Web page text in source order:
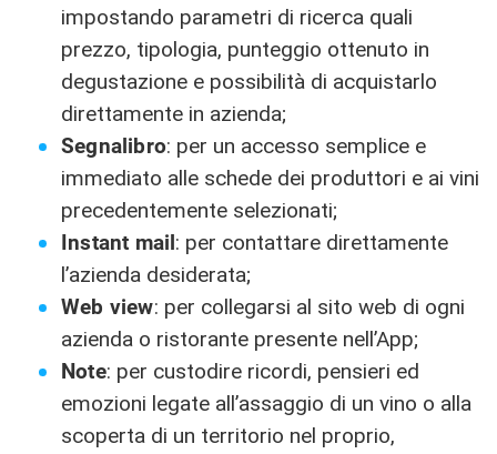
impostando parametri di ricerca quali
prezzo, tipologia, punteggio ottenuto in
degustazione e possibilità di acquistarlo
direttamente in azienda;
Segnalibro: per un accesso semplice e
immediato alle schede dei produttori e ai vini
precedentemente selezionati;
Instant mail: per contattare direttamente
l’azienda desiderata;
Web view: per collegarsi al sito web di ogni
azienda o ristorante presente nell’App;
Note: per custodire ricordi, pensieri ed
emozioni legate all’assaggio di un vino o alla
scoperta di un territorio nel proprio,